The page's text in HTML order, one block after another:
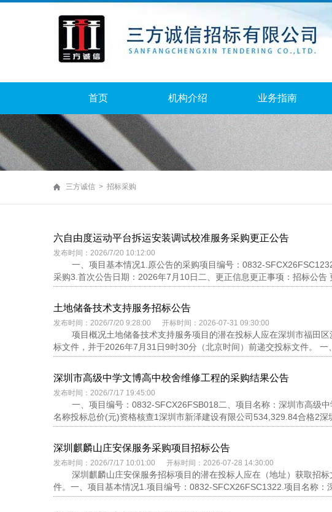
首页 机构介绍 业务指南
三方诚信 > 招标采购
六自由度运动平台拆运安装调试校准服务采购更正公告
发布时间：2026/7/20 10:12:00
一、项目基本情况1.原公告的采购项目编号：0832-
采购3.首次公告日期：2026年7月10日二、更正信息更正事项：招标公告
土地储备技术支持服务招标公告
发布时间：2026/7/20 9:28:00 开标时间：2026-07-31 09:30:00
项目概况土地储备技术支持服务项目的潜在投标人应在深圳市福田
标文件，并于2026年7月31日9时30分（北京时间）前递交投标文件。 一
深圳市高级中学文博高中校舍维修工程的采购结果公告
发布时间：2026/7/17 19:45:00
一、项目编号：0832-SFCX26FSB018二、项目名称：深圳市高级
名称投标总价(元)资格核查1深圳市新泽建设有限公司534,329.84合格2深
深圳麒麟山庄安保服务采购项目招标公告
发布时间：2026/7/17 10:01:00 开标时间：2026-07-28 14:30:00
深圳麒麟山庄安保服务招标项目的潜在投标人应在（地址）获取招
件。一、项目基本情况1.项目编号：0832-SFCX26FSC1322.项目名称：